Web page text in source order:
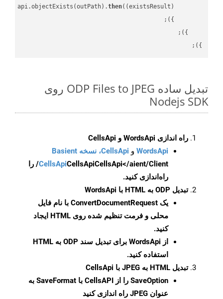
api.objectExists(outPath).then( (existsResult)
});
تبدیل ساده ODP Files to JPEG روی
Nodejs SDK
راه اندازی WordsApi و CellsApi
WordsApi و CellsApi، نسخه Basient
CellsApiCellsApi
CellsApi</aient/Client/ را
راه‌اندازی کنید.
تبدیل ODP به HTML با WordsApi
یک ConvertDocumentRequest با نام فایل
محلی و فرمت تنظیم شده روی HTML ایجاد
کنید.
از WordsApi برای تبدیل سند ODP به HTML
استفاده کنید.
تبدیل HTML به JPEG با CellsApi
SaveOption
را از CellsAPI با SaveFormat به
عنوان JPEG راه اندازی کنید